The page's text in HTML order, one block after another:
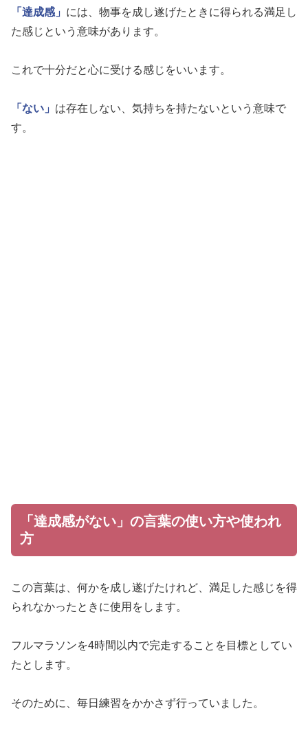
「達成感」 には、物事を成し遂げたときに得られる満足し
た感じという意味があります。
これで十分だと心に受ける感じをいいます。
「ない」 は存在しない、気持ちを持たないという意味で
す。
「達成感がない」の言葉の使い方や使われ
方
この言葉は、何かを成し遂げたけれど、満足した感じを得
られなかったときに使用をします。
フルマラソンを4時間以内で完走することを目標としてい
たとします。
そのために、毎日練習をかかさず行っていました。